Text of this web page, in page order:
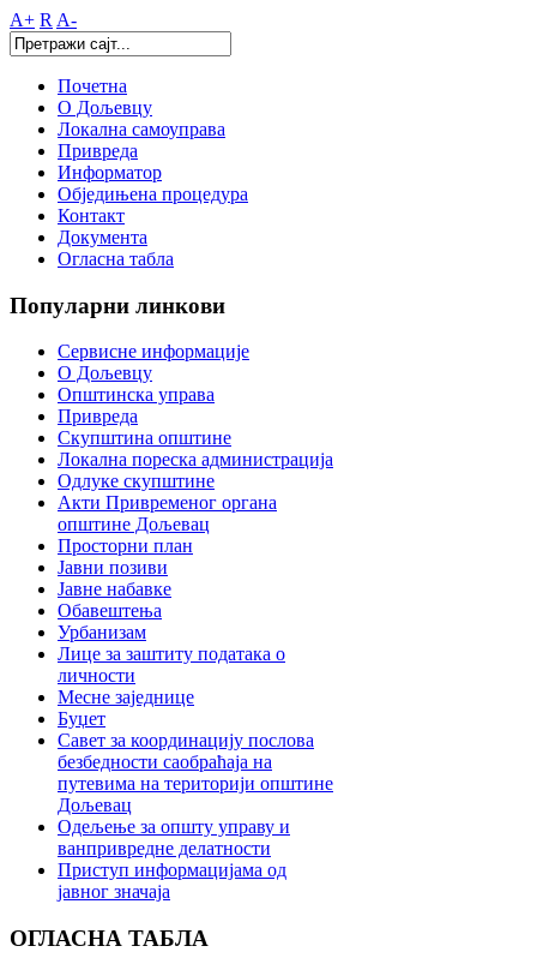
A+ R A-
Почетна
О Дољевцу
Локална самоуправа
Привреда
Информатор
Обједињена процедура
Контакт
Документа
Огласна табла
Популарни линкови
Сервисне информације
О Дољевцу
Општинска управа
Привреда
Скупштина општине
Локална пореска администрација
Одлуке скупштине
Акти Привременог органа
општине Дољевац
Просторни план
Јавни позиви
Јавне набавке
Обавештења
Урбанизам
Лице за заштиту података о
личности
Месне заједнице
Буџет
Савет за координацију послова
безбедности саобраћаја на
путевима на територији општине
Дољевац
Одељење за општу управу и
ванпривредне делатности
Приступ информацијама од
јавног значаја
ОГЛАСНА ТАБЛА